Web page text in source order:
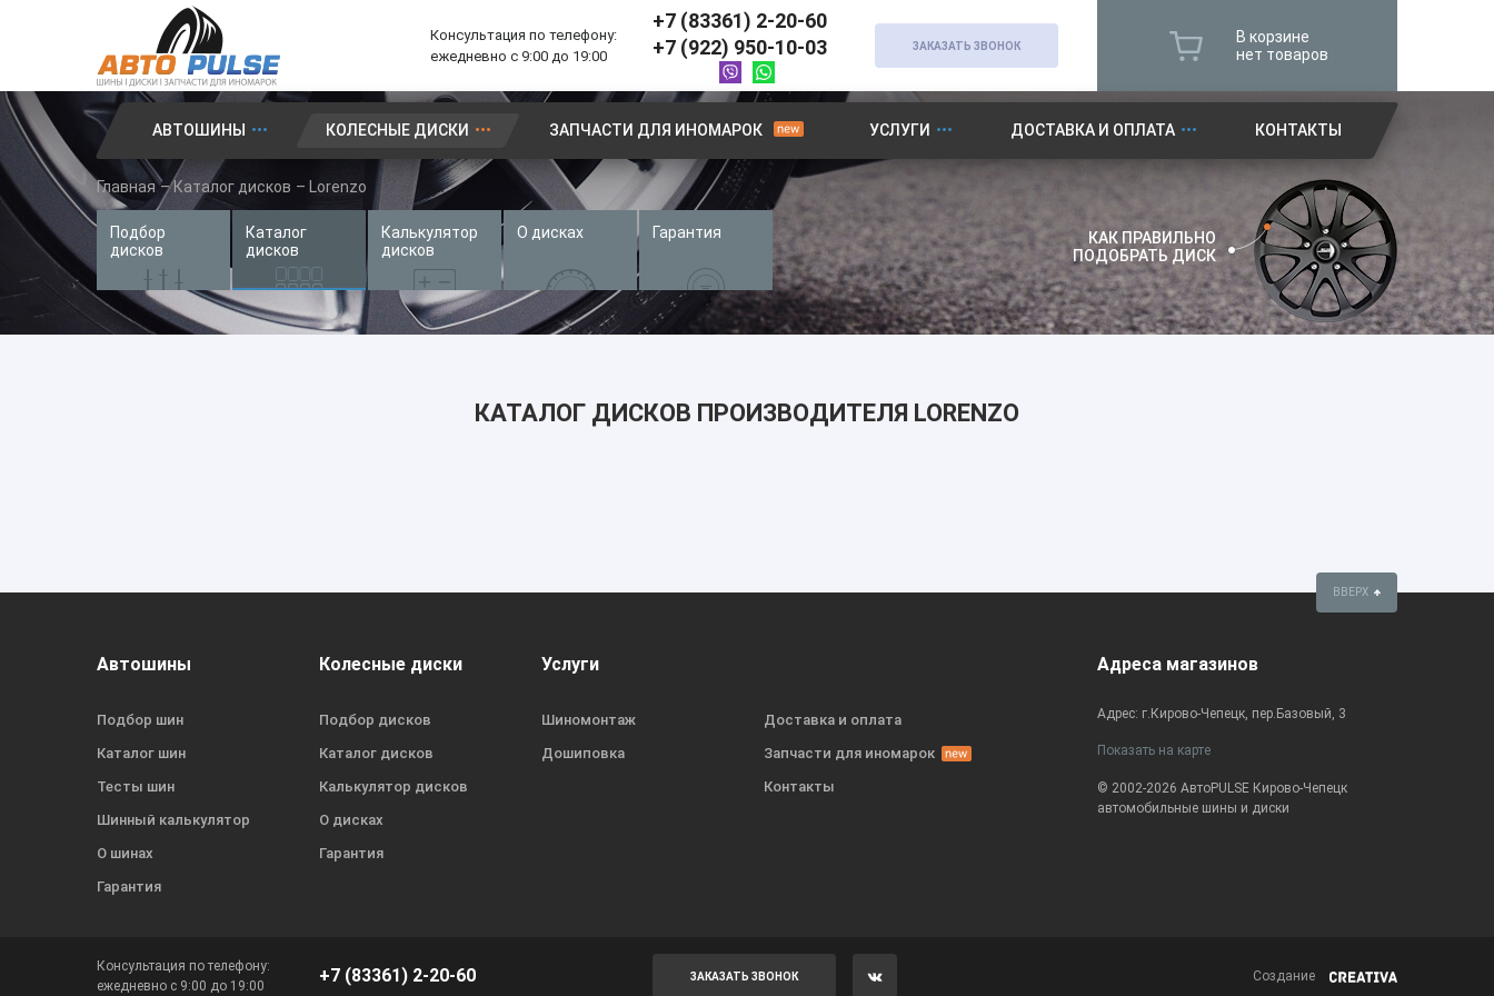
Консультация по телефону:
ежедневно с 9:00 до 19:00
+7 (83361) 2-20-60
+7 (922) 950-10-03
ЗАКАЗАТЬ ЗВОНОК
В корзине
нет товаров
Автошины
Колесные диски
Запчасти для иномарок
Услуги
Доставка и оплата
АВТОШИНЫ КОЛЕСНЫЕ ДИСКИ ЗАПЧАСТИ ДЛЯ ИНОМАРОК УСЛУГИ ДОСТАВКА И ОПЛАТА КОНТАКТЫ
Главная –Каталог дисков – Lorenzo
Подбор
дисков
Каталог
дисков
Калькулятор
дисков
О дисках Гарантия
КАК ПРАВИЛЬНО
ПОДОБРАТЬ ДИСК
КАТАЛОГ ДИСКОВ ПРОИЗВОДИТЕЛЯ LORENZO
ВВЕРХ
Автошины
Подбор шин
Каталог шин
Тесты шин
Шинный калькулятор
О шинах
Гарантия
Колесные диски
Подбор дисков
Каталог дисков
Калькулятор дисков
О дисках
Гарантия
Услуги
Шиномонтаж
Дошиповка
Доставка и оплата
Запчасти для иномарок
Контакты
Адреса магазинов
Адрес: г.Кирово-Чепецк, пер.Базовый, 3
Показать на карте
© 2002-2026 АвтоPULSE Кирово-Чепецк
автомобильные шины и диски
Консультация по телефону:
ежедневно с 9:00 до 19:00
+7 (83361) 2-20-60 ЗАКАЗАТЬ ЗВОНОК Создание